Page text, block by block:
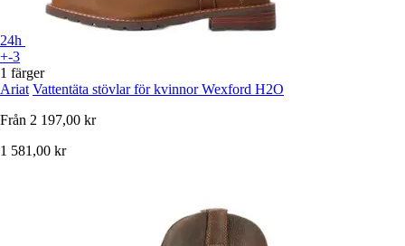
24h
+-3
1 färger
Ariat Vattentäta stövlar för kvinnor Wexford H2O
Från 2 197,00 kr
1 581,00 kr